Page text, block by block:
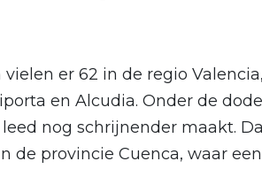
er 62 in de regio
en Alcudia. Onder de
nog schrijnender maakt.
de provincie Cuenca, waar